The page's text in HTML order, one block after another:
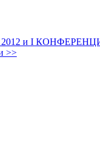
и I КОНФЕРЕНЦИЯ
>>